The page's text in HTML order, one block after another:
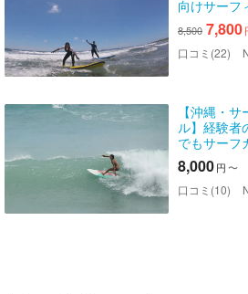
向けサーフ
8,500 7,800
口コミ(22)
【沖縄・
ル】経験者
でもサーフ
8,000円 〜
口コミ(10)